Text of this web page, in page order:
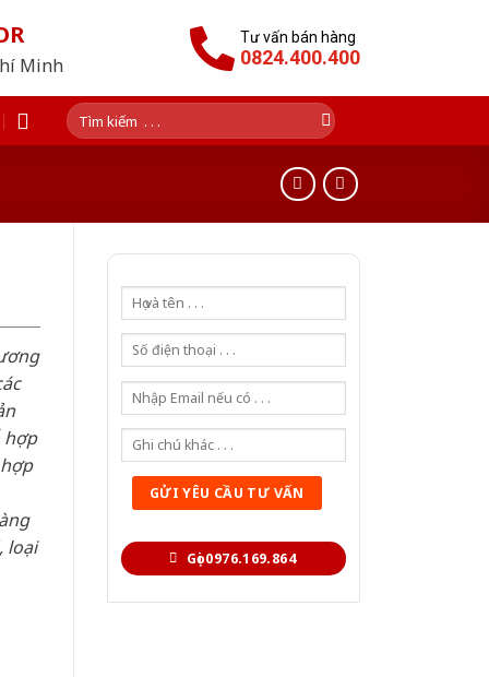
Minh
Tư vấn bán hàng
0824.400.400
Tìm
kiếm:
Gọi 0976.169.864
hợp
loại